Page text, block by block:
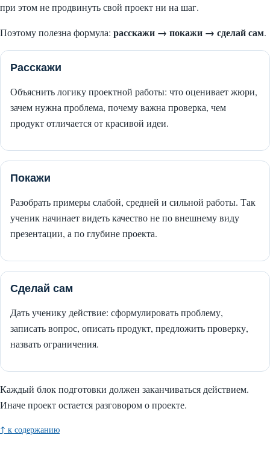
при этом не продвинуть свой проект ни на шаг.
Поэтому полезна формула: расскажи → покажи → сделай сам.
Расскажи
Объяснить логику проектной работы: что оценивает жюри,
зачем нужна проблема, почему важна проверка, чем
продукт отличается от красивой идеи.
Покажи
Разобрать примеры слабой, средней и сильной работы. Так
ученик начинает видеть качество не по внешнему виду
презентации, а по глубине проекта.
Сделай сам
Дать ученику действие: сформулировать проблему,
записать вопрос, описать продукт, предложить проверку,
назвать ограничения.
Каждый блок подготовки должен заканчиваться действием.
Иначе проект остается разговором о проекте.
↑ к содержанию